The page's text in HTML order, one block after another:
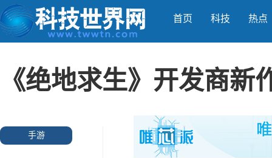
首页 科技 热点
《绝地求生》开发商
手游